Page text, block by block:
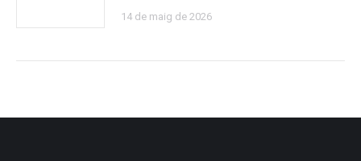
14 de maig de 2026